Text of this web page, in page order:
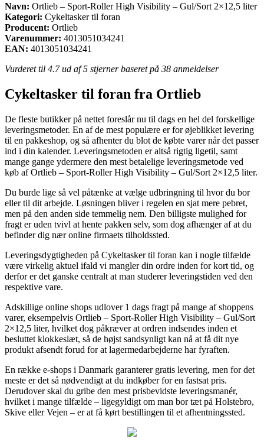
Navn: Ortlieb – Sport-Roller High Visibility – Gul/Sort 2×12,5 liter
Kategori: Cykeltasker til foran
Producent: Ortlieb
Varenummer: 4013051034241
EAN: 4013051034241
Vurderet til 4.7ud af 5 stjerner baseret på 38 anmeldelser
Cykeltasker til foran fra Ortlieb
De fleste butikker på nettet foreslår nu til dags en hel del forskellige
leveringsmetoder. En af de mest populære er for øjeblikket levering
til en pakkeshop, og så afhenter du blot de købte varer når det passer
ind i din kalender. Leveringsmetoden er altså rigtig ligetil, samt
mange gange ydermere den mest betalelige leveringsmetode ved
køb af Ortlieb – Sport-Roller High Visibility – Gul/Sort 2×12,5 liter.
Du burde lige så vel påtænke at vælge udbringning til hvor du bor
eller til dit arbejde. Løsningen bliver i regelen en sjat mere pebret,
men på den anden side temmelig nem. Den billigste mulighed for
fragt er uden tvivl at hente pakken selv, som dog afhænger af at du
befinder dig nær online firmaets tilholdssted.
Leveringsdygtigheden på Cykeltasker til foran kan i nogle tilfælde
være virkelig aktuel ifald vi mangler din ordre inden for kort tid, og
derfor er det ganske centralt at man studerer leveringstiden ved den
respektive vare.
Adskillige online shops udlover 1 dags fragt på mange af shoppens
varer, eksempelvis Ortlieb – Sport-Roller High Visibility – Gul/Sort
2×12,5 liter, hvilket dog påkræver at ordren indsendes inden et
besluttet klokkeslæt, så de højst sandsynligt kan nå at få dit nye
produkt afsendt forud for at lagermedarbejderne har fyraften.
En række e-shops i Danmark garanterer gratis levering, men for det
meste er det så nødvendigt at du indkøber for en fastsat pris.
Derudover skal du gribe den mest prisbevidste leveringsmanér,
hvilket i mange tilfælde – ligegyldigt om man bor tæt på Holstebro,
Skive eller Vejen – er at få kørt bestillingen til et afhentningssted.